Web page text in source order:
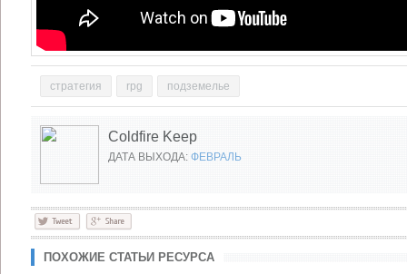
стратегия rpg подземелье
Coldfire Keep
ДАТА ВЫХОДА: ФЕВРАЛЬ
ПОХОЖИЕ СТАТЬИ РЕСУРСА